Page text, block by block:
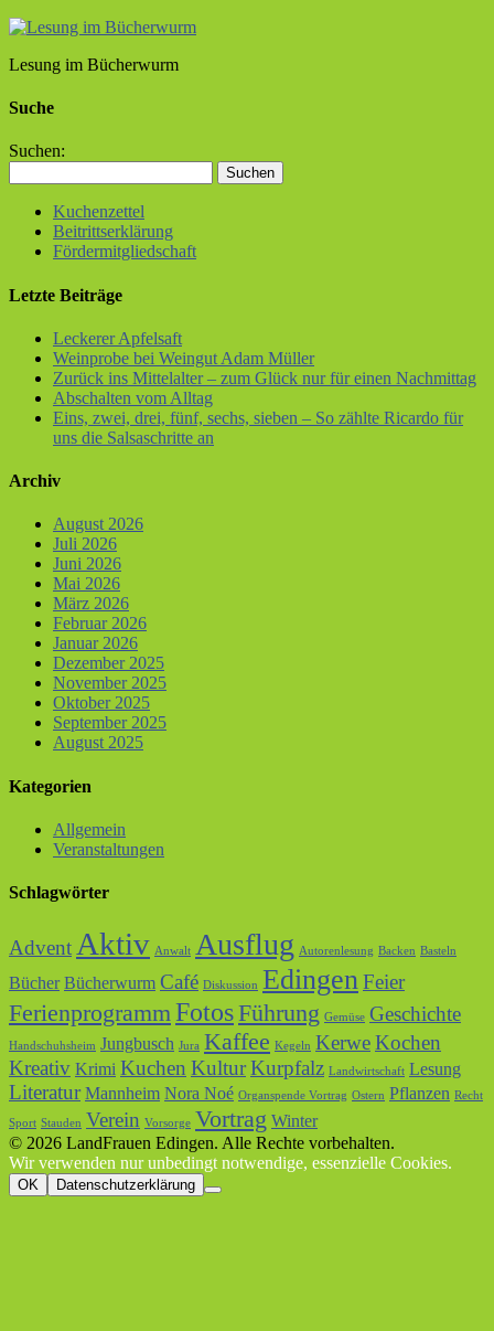
Lesung im Bücherwurm
Suche
Suchen:
Kuchenzettel
Beitrittserklärung
Fördermitgliedschaft
Letzte Beiträge
Leckerer Apfelsaft
Weinprobe bei Weingut Adam Müller
Zurück ins Mittelalter – zum Glück nur für einen Nachmittag
Abschalten vom Alltag
Eins, zwei, drei, fünf, sechs, sieben – So zählte Ricardo für
uns die Salsaschritte an
Archiv
August 2026
Juli 2026
Juni 2026
Mai 2026
März 2026
Februar 2026
Januar 2026
Dezember 2025
November 2025
Oktober 2025
September 2025
August 2025
Kategorien
Allgemein
Veranstaltungen
Schlagwörter
AdventAktiv Anwalt Ausflug Autorenlesung Backen Basteln
Bücher Bücherwurm Café Diskussion EdingenFeier
FerienprogrammFotosFührung Gemüse Geschichte
Handschuhsheim Jungbusch Jura Kaffee Kegeln KerweKochen
Kreativ Krimi Kuchen KulturKurpfalz Landwirtschaft Lesung
Literatur Mannheim Nora Noé Organspende Vortrag Ostern Pflanzen Recht
Sport Stauden Verein Vorsorge Vortrag Winter
© 2026 LandFrauen Edingen. Alle Rechte vorbehalten.
Wir verwenden nur unbedingt notwendige, essenzielle Cookies.
OK Datenschutzerklärung